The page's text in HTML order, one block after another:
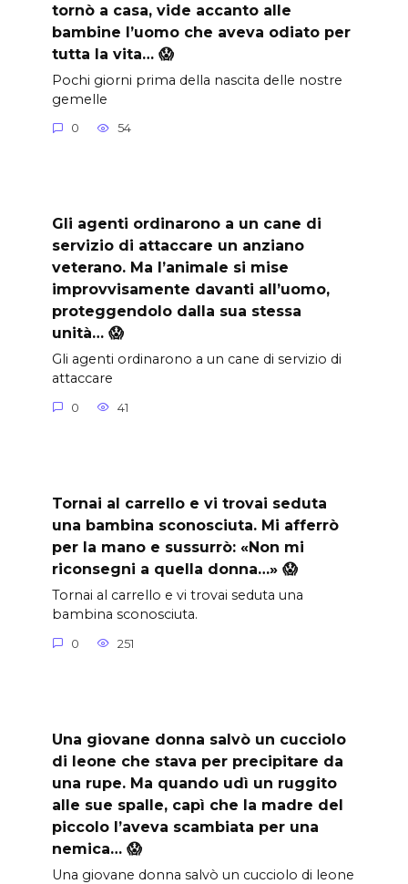
tornò a casa, vide accanto alle
bambine l’uomo che aveva odiato per
tutta la vita… 😱
Pochi giorni prima della nascita delle nostre
gemelle
0 54
Gli agenti ordinarono a un cane di
servizio di attaccare un anziano
veterano. Ma l’animale si mise
improvvisamente davanti all’uomo,
proteggendolo dalla sua stessa
unità… 😱
Gli agenti ordinarono a un cane di servizio di
attaccare
0 41
Tornai al carrello e vi trovai seduta
una bambina sconosciuta. Mi afferrò
per la mano e sussurrò: «Non mi
riconsegni a quella donna…» 😱
Tornai al carrello e vi trovai seduta una
bambina sconosciuta.
0 251
Una giovane donna salvò un cucciolo
di leone che stava per precipitare da
una rupe. Ma quando udì un ruggito
alle sue spalle, capì che la madre del
piccolo l’aveva scambiata per una
nemica… 😱
Una giovane donna salvò un cucciolo di leone